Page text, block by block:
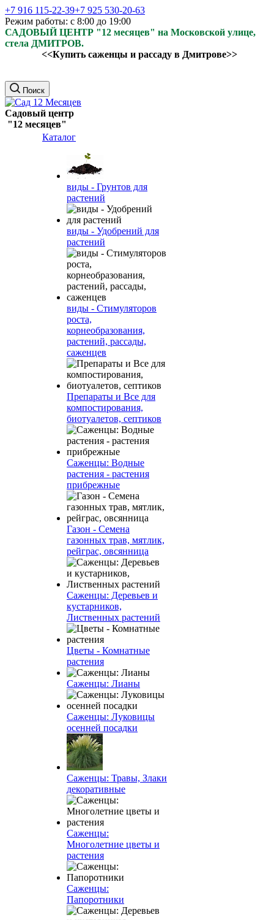
+7 916 115-22-39+7 925 530-20-63
Режим работы: с 8:00 до 19:00
САДОВЫЙ ЦЕНТР "12 месяцев" на Московской улице,
стела ДМИТРОВ.
<<Купить саженцы и рассаду в Дмитрове>>
Поиск
Садовый центр
"12 месяцев"
Каталог
виды - Грунтов для
растений
виды - Удобрений для
растений
виды - Стимуляторов
роста,
корнеобразования,
растений, рассады,
саженцев
Препараты и Все для
компостирования,
биотуалетов, септиков
Саженцы: Водные
растения - растения
прибрежные
Газон - Семена
газонных трав, мятлик,
рейграс, овсянница
Саженцы: Деревьев и
кустарников,
Лиственных растений
Цветы - Комнатные
растения
Саженцы: Лианы
Саженцы: Луковицы
осенней посадки
Саженцы: Травы, Злаки
декоративные
Саженцы:
Многолетние цветы и
растения
Саженцы:
Папоротники